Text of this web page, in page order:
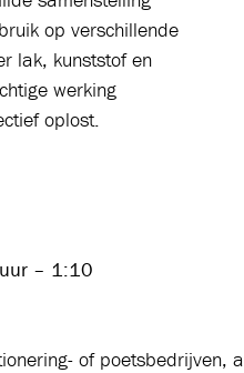
op verschillende
lak, kunststof en
werking
oplost.
– 1:10
of poetsbedrijven,